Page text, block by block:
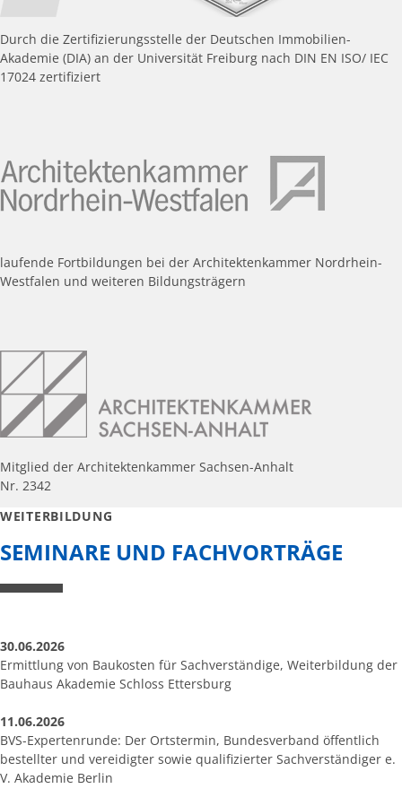
Durch die Zertifizierungsstelle der Deutschen Immobilien-
Akademie (DIA) an der Universität Freiburg nach DIN EN ISO/ IEC
17024 zertifiziert
laufende Fortbildungen bei der Architektenkammer Nordrhein-
Westfalen und weiteren Bildungsträgern
Mitglied der Architektenkammer Sachsen-Anhalt
Nr. 2342
WEITERBILDUNG
SEMINARE UND FACHVORTRÄGE
30.06.2026
Ermittlung von Baukosten für Sachverständige, Weiterbildung der
Bauhaus Akademie Schloss Ettersburg
11.06.2026
BVS-Expertenrunde: Der Ortstermin, Bundesverband öffentlich
bestellter und vereidigter sowie qualifizierter Sachverständiger e.
V. Akademie Berlin